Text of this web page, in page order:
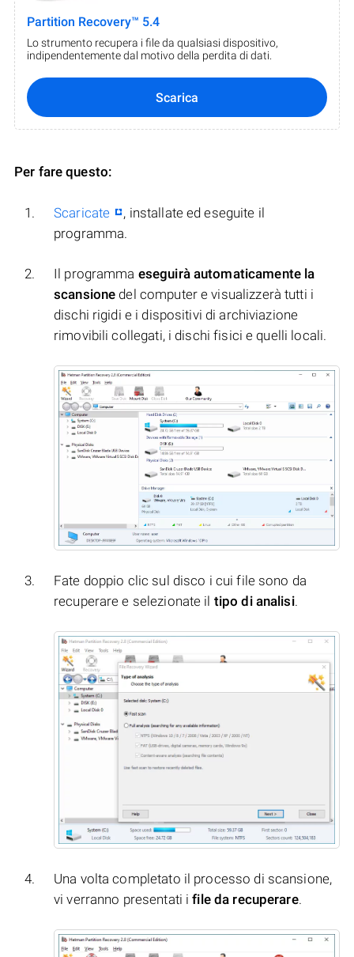
Partition Recovery™ 5.4
Lo strumento recupera i file da qualsiasi dispositivo,
indipendentemente dal motivo della perdita di dati.
Scarica
Per fare questo:
Scaricate
, installate ed eseguite il
programma.
Il programma eseguirà automaticamente la
scansione del computer e visualizzerà tutti i
dischi rigidi e i dispositivi di archiviazione
rimovibili collegati, i dischi fisici e quelli locali.
Fate doppio clic sul disco i cui file sono da
recuperare e selezionate il tipo di analisi.
Una volta completato il processo di scansione,
vi verranno presentati ifile da recuperare.